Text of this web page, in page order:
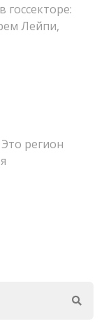
Лейпи,
регион